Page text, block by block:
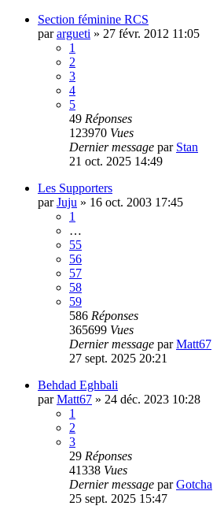
Section féminine RCS
parargueti » 27 févr. 2012 11:05
1
2
3
4
5
49 Réponses
123970 Vues
Dernier message par Stan
21 oct. 2025 14:49
Les Supporters
parJuju » 16 oct. 2003 17:45
1
…
55
56
57
58
59
586 Réponses
365699 Vues
Dernier message parMatt67
27 sept. 2025 20:21
Behdad Eghbali
parMatt67 » 24 déc. 2023 10:28
1
2
3
29 Réponses
41338 Vues
Dernier message parGotcha
25 sept. 2025 15:47